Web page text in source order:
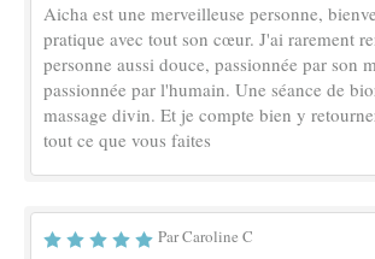
Aicha est une merveilleuse personne,
pratique avec tout son cœur. J'ai rarement
personne aussi douce, passionnée par son
passionnée par l'humain. Une séance de
massage divin. Et je compte bien y
tout ce que vous faites
Par Caroline C